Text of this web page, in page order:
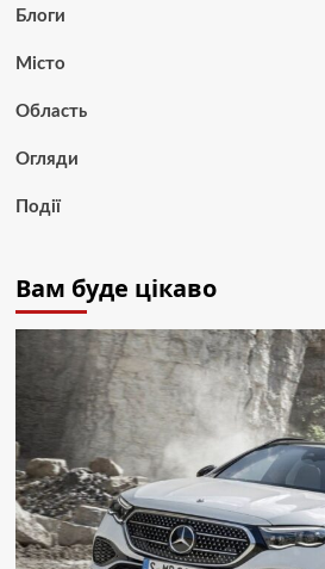
Блоги
Місто
Область
Огляди
Події
Вам буде цікаво